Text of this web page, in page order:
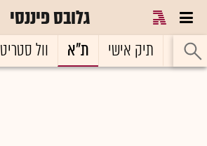
גלובס פיננסי
ראשי תיק אישי ת"א וול סטריט